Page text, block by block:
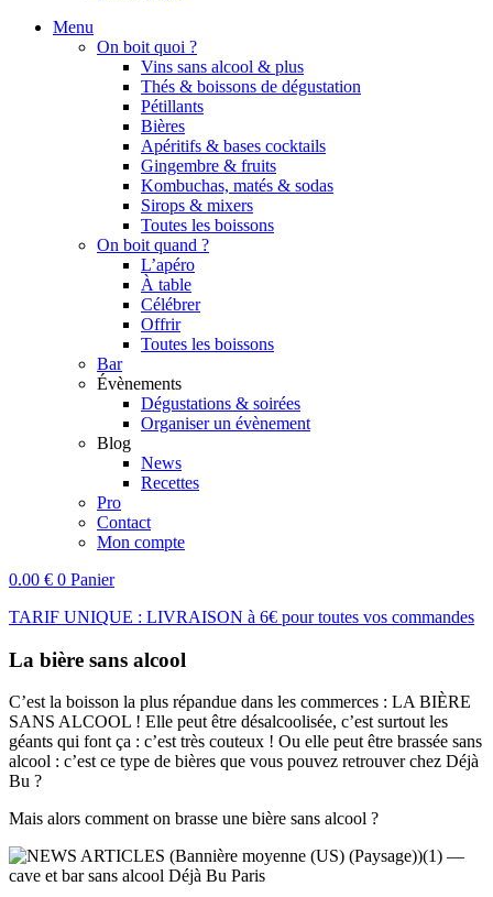
Menu
On boit quoi ?
Vins sans alcool & plus
Thés & boissons de dégustation
Pétillants
Bières
Apéritifs & bases cocktails
Gingembre & fruits
Kombuchas, matés & sodas
Sirops & mixers
Toutes les boissons
On boit quand ?
L’apéro
À table
Célébrer
Offrir
Toutes les boissons
Bar
Évènements
Dégustations & soirées
Organiser un évènement
Blog
News
Recettes
Pro
Contact
Mon compte
0.00 € 0 Panier
TARIF UNIQUE : LIVRAISON à 6€ pour toutes vos commandes
La bière sans alcool
C’est la boisson la plus répandue dans les commerces : LA BIÈRE
SANS ALCOOL ! Elle peut être désalcoolisée, c’est surtout les
géants qui font ça : c’est très couteux ! Ou elle peut être brassée sans
alcool : c’est ce type de bières que vous pouvez retrouver chez Déjà
Bu ?
Mais alors comment on brasse une bière sans alcool ?